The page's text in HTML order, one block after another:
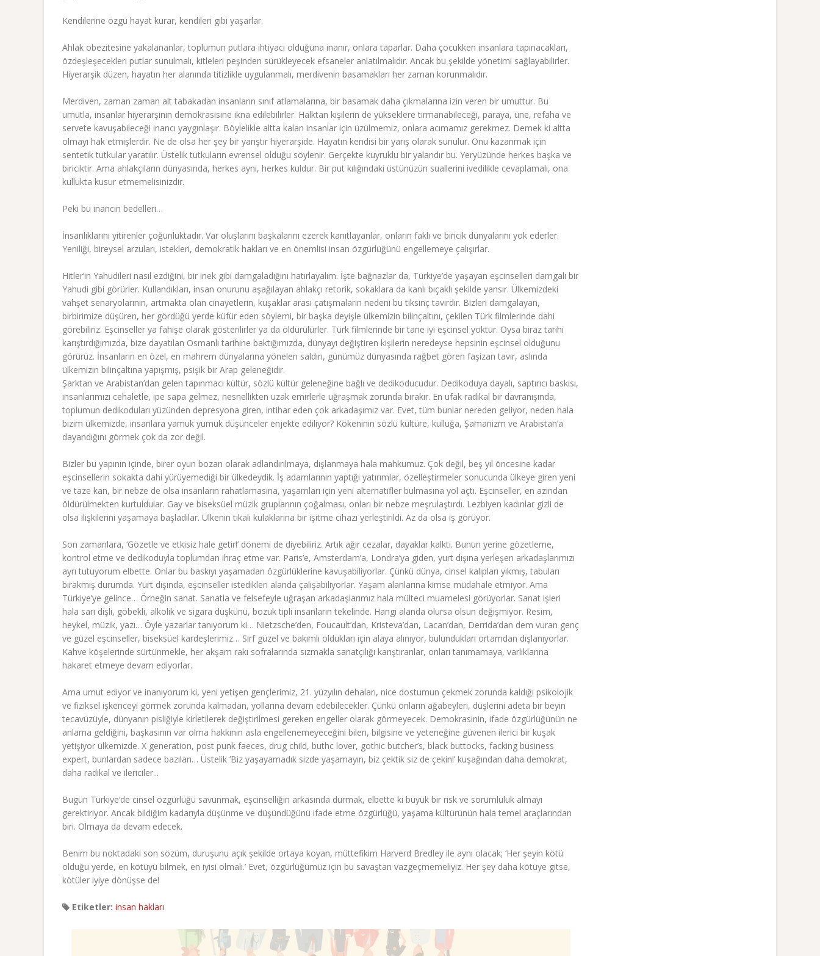
Kendilerine özgü hayat kurar, kendileri gibi yaşarlar.
Ahlak obezitesine yakalananlar, toplumun putlara ihtiyacı olduğuna inanır, onlara taparlar. Daha çocukken insanlara tapınacakları,
özdeşleşecekleri putlar sunulmalı, kitleleri peşinden sürükleyecek efsaneler anlatılmalıdır. Ancak bu şekilde yönetimi sağlayabilirler.
Hiyerarşik düzen, hayatın her alanında titizlikle uygulanmalı, merdivenin basamakları her zaman korunmalıdır.
Merdiven, zaman zaman alt tabakadan insanların sınıf atlamalarına, bir basamak daha çıkmalarına izin veren bir umuttur. Bu
umutla, insanlar hiyerarşinin demokrasisine ikna edilebilirler. Halktan kişilerin de yükseklere tırmanabileceği, paraya, üne, refaha ve
servete kavuşabileceği inancı yaygınlaşır. Böylelikle altta kalan insanlar için üzülmemiz, onlara acımamız gerekmez. Demek ki altta
olmayı hak etmişlerdir. Ne de olsa her şey bir yarıştır hiyerarşide. Hayatın kendisi bir yarış olarak sunulur. Onu kazanmak için
sentetik tutkular yaratılır. Üstelik tutkuların evrensel olduğu söylenir. Gerçekte kuyruklu bir yalandır bu. Yeryüzünde herkes başka ve
biriciktir. Ama ahlakçıların dünyasında, herkes aynı, herkes kuldur. Bir put kılığındaki üstünüzün suallerini ivedilikle cevaplamalı, ona
kullukta kusur etmemelisinizdir.
Peki bu inancın bedelleri…
İnsanlıklarını yitirenler çoğunluktadır. Var oluşlarını başkalarını ezerek kanıtlayanlar, onların faklı ve biricik dünyalarını yok ederler.
Yeniliği, bireysel arzuları, istekleri, demokratik hakları ve en önemlisi insan özgürlüğünü engellemeye çalışırlar.
Hitler’in Yahudileri nasıl ezdiğini, bir inek gibi damgaladığını hatırlayalım. İşte bağnazlar da, Türkiye’de yaşayan eşcinselleri damgalı bir
Yahudi gibi görürler. Kullandıkları, insan onurunu aşağılayan ahlakçı retorik, sokaklara da kanlı bıçaklı şekilde yansır. Ülkemizdeki
vahşet senaryolarının, artmakta olan cinayetlerin, kuşaklar arası çatışmaların nedeni bu tiksinç tavırdır. Bizleri damgalayan,
birbirimize düşüren, her gördüğü yerde küfür eden söylemi, bir başka deyişle ülkemizin bilinçaltını, çekilen Türk filmlerinde dahi
görebiliriz. Eşcinseller ya fahişe olarak gösterilirler ya da öldürülürler. Türk filmlerinde bir tane iyi eşcinsel yoktur. Oysa biraz tarihi
karıştırdığımızda, bize dayatılan Osmanlı tarihine baktığımızda, dünyayı değiştiren kişilerin neredeyse hepsinin eşcinsel olduğunu
görürüz. İnsanların en özel, en mahrem dünyalarına yönelen saldırı, günümüz dünyasında rağbet gören faşizan tavır, aslında
ülkemizin bilinçaltına yapışmış, psişik bir Arap geleneğidir.
Şarktan ve Arabistan’dan gelen tapınmacı kültür, sözlü kültür geleneğine bağlı ve dedikoducudur. Dedikoduya dayalı, saptırıcı baskısı,
insanlarımızı cehaletle, ipe sapa gelmez, nesnellikten uzak emirlerle uğraşmak zorunda bırakır. En ufak radikal bir davranışında,
toplumun dedikoduları yüzünden depresyona giren, intihar eden çok arkadaşımız var. Evet, tüm bunlar nereden geliyor, neden hala
bizim ülkemizde, insanlara yamuk yumuk düşünceler enjekte ediliyor? Kökeninin sözlü kültüre, kulluğa, Şamanizm ve Arabistan’a
dayandığını görmek çok da zor değil.
Bizler bu yapının içinde, birer oyun bozan olarak adlandırılmaya, dışlanmaya hala mahkumuz. Çok değil, beş yıl öncesine kadar
eşcinsellerin sokakta dahi yürüyemediği bir ülkedeydik. İş adamlarının yaptığı yatırımlar, özelleştirmeler sonucunda ülkeye giren yeni
ve taze kan, bir nebze de olsa insanların rahatlamasına, yaşamları için yeni alternatifler bulmasına yol açtı. Eşcinseller, en azından
öldürülmekten kurtuldular. Gay ve biseksüel müzik gruplarının çoğalması, onları bir nebze meşrulaştırdı. Lezbiyen kadınlar gizli de
olsa ilişkilerini yaşamaya başladılar. Ülkenin tıkalı kulaklarına bir işitme cihazı yerleştirildi. Az da olsa iş görüyor.
Son zamanlara, ‘Gözetle ve etkisiz hale getir!’ dönemi de diyebiliriz. Artık ağır cezalar, dayaklar kalktı. Bunun yerine gözetleme,
kontrol etme ve dedikoduyla toplumdan ihraç etme var. Paris’e, Amsterdam’a, Londra’ya giden, yurt dışına yerleşen arkadaşlarımızı
ayrı tutuyorum elbette. Onlar bu baskıyı yaşamadan özgürlüklerine kavuşabiliyorlar. Çünkü dünya, cinsel kalıpları yıkmış, tabuları
bırakmış durumda. Yurt dışında, eşcinseller istedikleri alanda çalışabiliyorlar. Yaşam alanlarına kimse müdahale etmiyor. Ama
Türkiye’ye gelince… Örneğin sanat. Sanatla ve felsefeyle uğraşan arkadaşlarımız hala mülteci muamelesi görüyorlar. Sanat işleri
hala sarı dişli, göbekli, alkolik ve sigara düşkünü, bozuk tipli insanların tekelinde. Hangi alanda olursa olsun değişmiyor. Resim,
heykel, müzik, yazı… Öyle yazarlar tanıyorum ki… Nietzsche’den, Foucault’dan, Kristeva’dan, Lacan’dan, Derrida’dan dem vuran genç
ve güzel eşcinseller, biseksüel kardeşlerimiz… Sırf güzel ve bakımlı oldukları için alaya alınıyor, bulundukları ortamdan dışlanıyorlar.
Kahve köşelerinde sürtünmekle, her akşam rakı sofralarında sızmakla sanatçılığı karıştıranlar, onları tanımamaya, varlıklarına
hakaret etmeye devam ediyorlar.
Ama umut ediyor ve inanıyorum ki, yeni yetişen gençlerimiz, 21. yüzyılın dehaları, nice dostumun çekmek zorunda kaldığı psikolojik
ve fiziksel işkenceyi görmek zorunda kalmadan, yollarına devam edebilecekler. Çünkü onların ağabeyleri, düşlerini adeta bir beyin
tecavüzüyle, dünyanın pisliğiyle kirletilerek değiştirilmesi gereken engeller olarak görmeyecek. Demokrasinin, ifade özgürlüğünün ne
anlama geldiğini, başkasının var olma hakkının asla engellenemeyeceğini bilen, bilgisine ve yeteneğine güvenen ilerici bir kuşak
yetişiyor ülkemizde. X generation, post punk faeces, drug child, buthc lover, gothic butcher’s, black buttocks, facking business
expert, bunlardan sadece bazıları… Üstelik ‘Biz yaşayamadık sizde yaşamayın, biz çektik siz de çekin!’ kuşağından daha demokrat,
daha radikal ve ilericiler...
Bugün Türkiye’de cinsel özgürlüğü savunmak, eşcinselliğin arkasında durmak, elbette ki büyük bir risk ve sorumluluk almayı
gerektiriyor. Ancak bildiğim kadarıyla düşünme ve düşündüğünü ifade etme özgürlüğü, yaşama kültürünün hala temel araçlarından
biri. Olmaya da devam edecek.
Benim bu noktadaki son sözüm, duruşunu açık şekilde ortaya koyan, müttefikim Harverd Bredley ile aynı olacak; ‘Her şeyin kötü
olduğu yerde, en kötüyü bilmek, en iyisi olmalı.’ Evet, özgürlüğümüz için bu savaştan vazgeçmemeliyiz. Her şey daha kötüye gitse,
kötüler iyiye dönüşse de!
Etiketler: insan hakları